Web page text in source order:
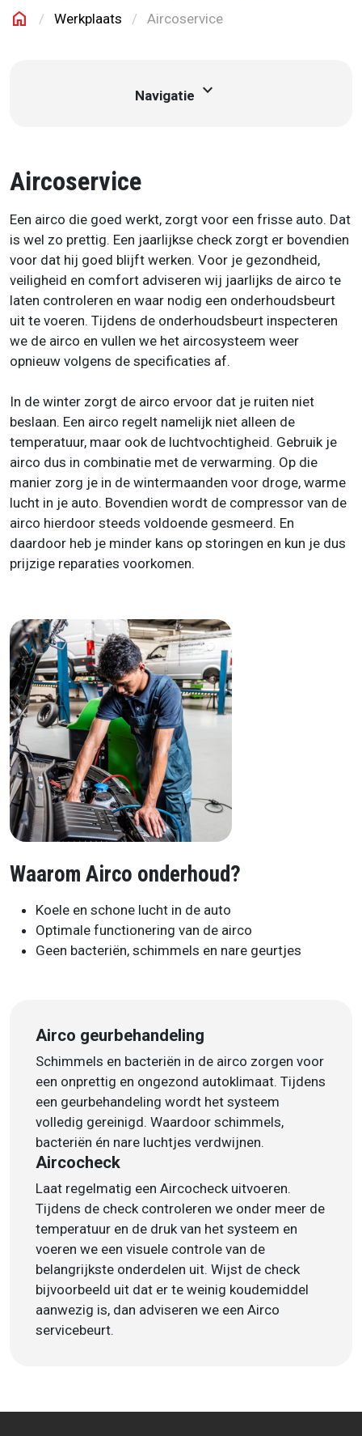
home
Mooren Auto
Werkplaats Aircoservice
Navigatie expand_more
Aircoservice
Een airco die goed werkt, zorgt voor een frisse auto. Dat
is wel zo prettig. Een jaarlijkse check zorgt er bovendien
voor dat hij goed blijft werken. Voor je gezondheid,
veiligheid en comfort adviseren wij jaarlijks de airco te
laten controleren en waar nodig een onderhoudsbeurt
uit te voeren. Tijdens de onderhoudsbeurt inspecteren
we de airco en vullen we het aircosysteem weer
opnieuw volgens de specificaties af.
In de winter zorgt de airco ervoor dat je ruiten niet
beslaan. Een airco regelt namelijk niet alleen de
temperatuur, maar ook de luchtvochtigheid. Gebruik je
airco dus in combinatie met de verwarming. Op die
manier zorg je in de wintermaanden voor droge, warme
lucht in je auto. Bovendien wordt de compressor van de
airco hierdoor steeds voldoende gesmeerd. En
daardoor heb je minder kans op storingen en kun je dus
prijzige reparaties voorkomen.
Waarom Airco onderhoud?
Koele en schone lucht in de auto
Optimale functionering van de airco
Geen bacteriën, schimmels en nare geurtjes
Airco geurbehandeling
Schimmels en bacteriën in de airco zorgen voor
een onprettig en ongezond autoklimaat. Tijdens
een geurbehandeling wordt het systeem
volledig gereinigd. Waardoor schimmels,
bacteriën én nare luchtjes verdwijnen.
Aircocheck
Laat regelmatig een Aircocheck uitvoeren.
Tijdens de check controleren we onder meer de
temperatuur en de druk van het systeem en
voeren we een visuele controle van de
belangrijkste onderdelen uit. Wijst de check
bijvoorbeeld uit dat er te weinig koudemiddel
aanwezig is, dan adviseren we een Airco
servicebeurt.